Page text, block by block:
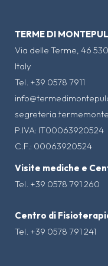
TERME DI
Via delle Terme, 46
Italy
Tel. +39 0578 7911
P.IVA: IT00063920524
C.F.: 00063920524
Visite mediche e
Tel. +39 0578 791 260
Centro di
Tel. +39 0578 791 241